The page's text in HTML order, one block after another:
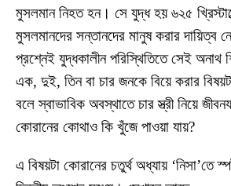
মুসলমান নিহত হন। সে যুদ্ধ হয় ৬২৫
মুসলমানদের সন্তানদের মানুষ করার
প্রশ্নেই যুদ্ধকালীন পরিস্থিতিতে সেই অনাথ
এক, দুই, তিন বা চার জনকে বিয়ে করার
বলে স্বাভাবিক অবস্থাতে চার স্ত্রী নিয়ে
কোরানের কোথাও কি খুঁজে পাওয়া যায়?
এ বিষয়টা কোরানের চতুর্থ অধ্যায় ‘নিসা’তে